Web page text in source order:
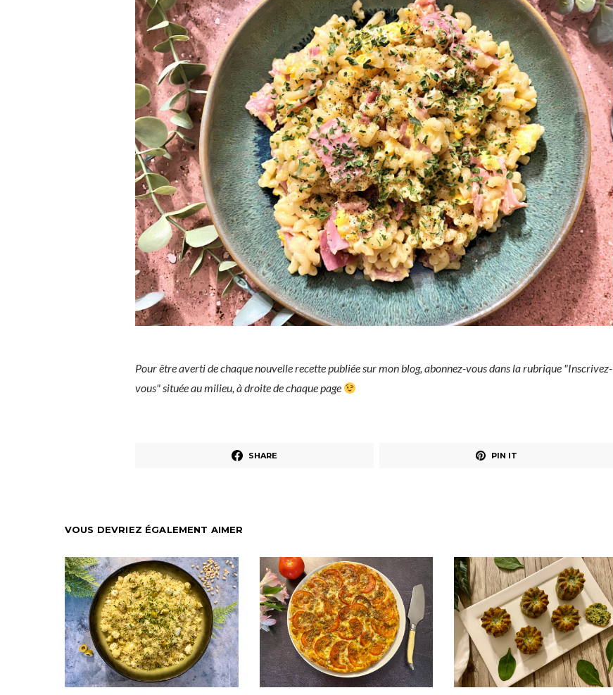
Pour être averti de chaque nouvelle recette publiée sur mon blog, abonnez-vous dans la rubrique "Inscrivez-
vous" située au milieu, à droite de chaque page
SHARE PIN IT
VOUS DEVRIEZ ÉGALEMENT AIMER